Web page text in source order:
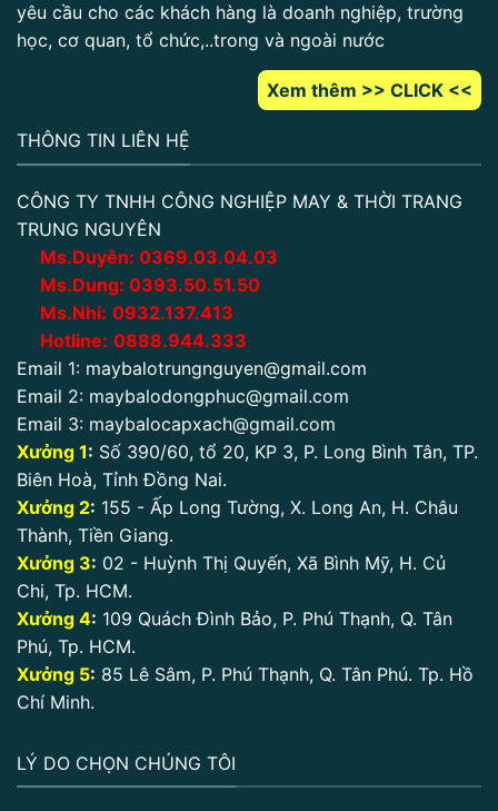
yêu cầu cho các khách hàng là doanh nghiệp, trường
học, cơ quan, tổ chức,..trong và ngoài nước
Xem thêm >> CLICK <<
THÔNG TIN LIÊN HỆ
CÔNG TY TNHH CÔNG NGHIỆP MAY & THỜI TRANG
TRUNG NGUYÊN
Ms.Duyên: 0369.03.04.03
Ms.Dung: 0393.50.51.50
Ms.Nhi: 0932.137.413
Hotline: 0888.944.333
Email 1: maybalotrungnguyen@gmail.com
Email 2: maybalodongphuc@gmail.com
Email 3: maybalocapxach@gmail.com
Xưởng 1: Số 390/60, tổ 20, KP 3, P. Long Bình Tân, TP.
Biên Hoà, Tỉnh Đồng Nai.
Xưởng 2: 155 - Ấp Long Tường, X. Long An, H. Châu
Thành, Tiền Giang.
Xưởng 3: 02 - Huỳnh Thị Quyến, Xã Bình Mỹ, H. Củ
Chi, Tp. HCM.
Xưởng 4: 109 Quách Đình Bảo, P. Phú Thạnh, Q. Tân
Phú, Tp. HCM.
Xưởng 5: 85 Lê Sâm, P. Phú Thạnh, Q. Tân Phú. Tp. Hồ
Chí Minh.
LÝ DO CHỌN CHÚNG TÔI